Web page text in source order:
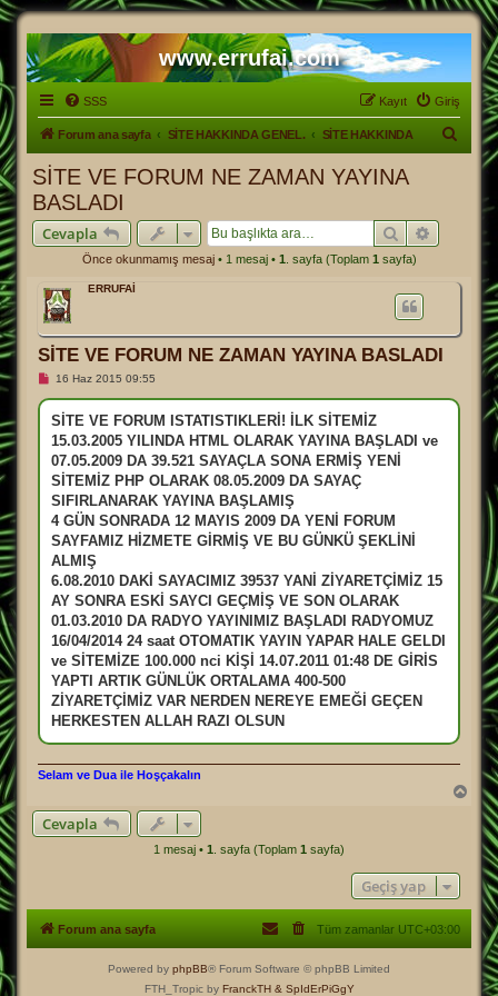
www.errufai.com
SSS Giriş
Kayıt
Forum ana sayfa SİTE HAKKINDA GENEL. SİTE HAKKINDA
SİTE VE FORUM NE ZAMAN YAYINA
BASLADI
Cevapla Ara
Önce okunmamış mesaj• 1 mesaj • 1 . sayfa (Toplam 1 sayfa)
ERRUFAİ
SİTE VE FORUM NE ZAMAN YAYINA BASLADI
O
u
n
a
m
ş
m
s
a
16 Haz 2015 09:55
SİTE VE FORUM ISTATISTIKLERİ! İLK SİTEMİZ
15.03.2005 YILINDA HTML OLARAK YAYINA BAŞLADI ve
07.05.2009 DA 39.521 SAYAÇLA SONA ERMİŞ YENİ
SİTEMİZ PHP OLARAK 08.05.2009 DA SAYAÇ
SIFIRLANARAK YAYINA BAŞLAMIŞ
4 GÜN SONRADA 12 MAYIS 2009 DA YENİ FORUM
SAYFAMIZ HİZMETE GİRMİŞ VE BU GÜNKÜ ŞEKLİNİ
ALMIŞ
6.08.2010 DAKİ SAYACIMIZ 39537 YANİ ZİYARETÇİMİZ 15
AY SONRA ESKİ SAYCI GEÇMİŞ VE SON OLARAK
01.03.2010 DA RADYO YAYINIMIZ BAŞLADI RADYOMUZ
16/04/2014 24 saat OTOMATIK YAYIN YAPAR HALE GELDI
ve SİTEMİZE 100.000 nci KİŞİ 14.07.2011 01:48 DE GİRİS
YAPTI ARTIK GÜNLÜK ORTALAMA 400-500
ZİYARETÇİMİZ VAR NERDEN NEREYE EMEĞİ GEÇEN
HERKESTEN ALLAH RAZI OLSUN
Selam ve Dua ile Hoşçakalın
Cevapla
1 mesaj • 1 . sayfa (Toplam 1 sayfa)
Geçiş yap
Forum ana sayfa Tüm zamanlar UTC+03:00
Powered by phpBB® Forum Software © phpBB Limited
FTH_Tropic by FranckTH & SpIdErPiGgY